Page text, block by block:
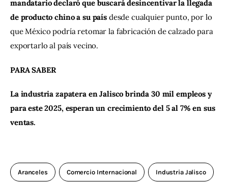
mandatario declaró que buscará desincentivar la llegada
de producto chino a su país desde cualquier punto, por lo
que México podría retomar la fabricación de calzado para
exportarlo al país vecino.
PARA SABER
La industria zapatera en Jalisco brinda 30 mil empleos y
para este 2025, esperan un crecimiento del 5 al 7% en sus
ventas.
Aranceles Comercio Internacional Industria Jalisco